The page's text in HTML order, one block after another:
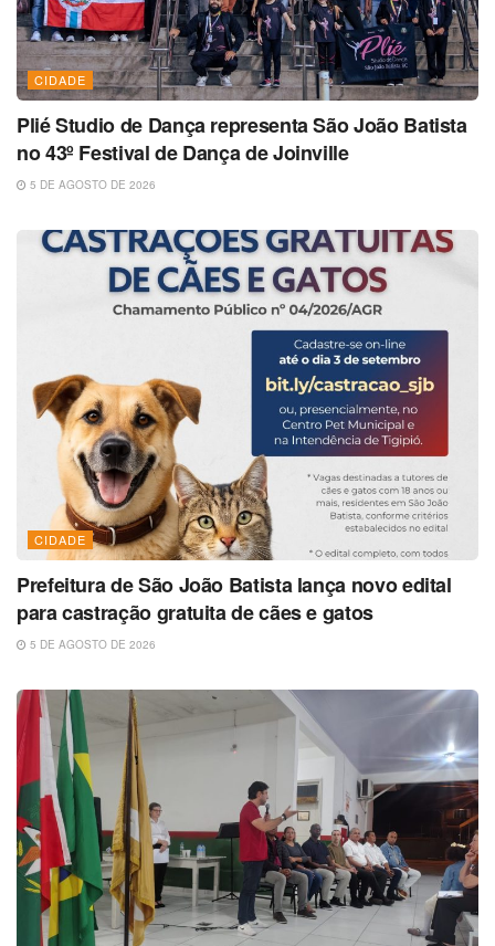
CIDADE
Plié Studio de Dança representa São João Batista
no 43º Festival de Dança de Joinville
5 DE AGOSTO DE 2026
CIDADE
Prefeitura de São João Batista lança novo edital
para castração gratuita de cães e gatos
5 DE AGOSTO DE 2026